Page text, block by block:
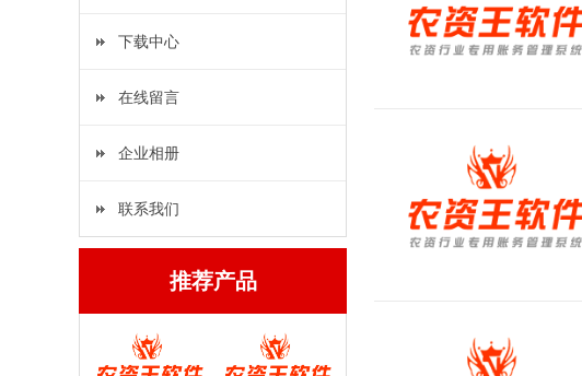
下载中心
在线留言
企业相册
联系我们
推荐产品